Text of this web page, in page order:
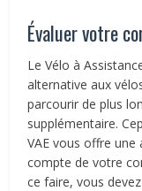
Évaluer votre
Le Vélo à
alternative aux
parcourir de plus
supplémentaire.
VAE vous offre
compte de votre
ce faire, vous